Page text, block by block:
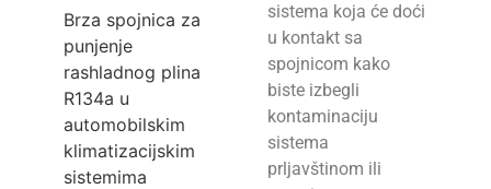
Brza spojnica za
punjenje
rashladnog plina
R134a u
automobilskim
klimatizacijskim
sistemima
sistema koja će doći
u kontakt sa
spojnicom kako
biste izbegli
kontaminaciju
sistema
prljavštinom ili